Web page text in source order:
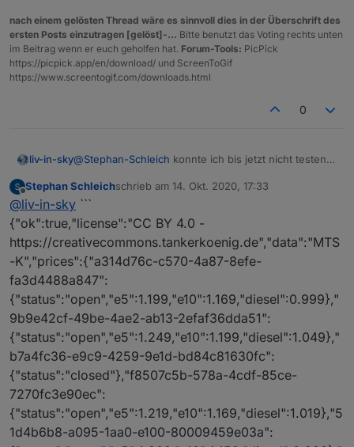
nach einem gelösten Thread wäre es sinnvoll dies in der Überschrift des
ersten Posts einzutragen [gelöst]-... Bitte benutzt das Voting rechts unten
im Beitrag wenn er euch geholfen hat. Forum-Tools: PicPick
https://picpick.app/en/download/ und ScreenToGif
https://www.screentogif.com/downloads.html
0
liv-in-sky@Stephan-Schleich konnte ich bis jetzt nicht testen -
posten - dann kann ich mal reinschauen
Offline
Stephan Schleichschrieb am 14. Okt. 2020, 17:33
zuletzt editiert von
@liv-in-sky ```
{"ok":true,"license":"CC BY 4.0 -
https://creativecommons.tankerkoenig.de","data":"MTS
-K","prices":{"a314d76c-c570-4a87-8efe-
fa3d4488a847":
{"status":"open","e5":1.199,"e10":1.169,"diesel":0.999},"
9b9e42cf-49be-4ae2-ab13-2efaf36dda51":
{"status":"open","e5":1.249,"e10":1.199,"diesel":1.049},"
b7a4fc36-e9c9-4259-9e1d-bd84c81630fc":
{"status":"closed"},"f8507c5b-578a-4cdf-85ce-
7270fc3e90ec":
{"status":"open","e5":1.219,"e10":1.169,"diesel":1.019},"5
1d4b6b8-a095-1aa0-e100-80009459e03a":